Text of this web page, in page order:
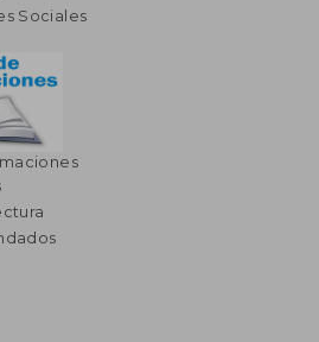
258.10
Sociales